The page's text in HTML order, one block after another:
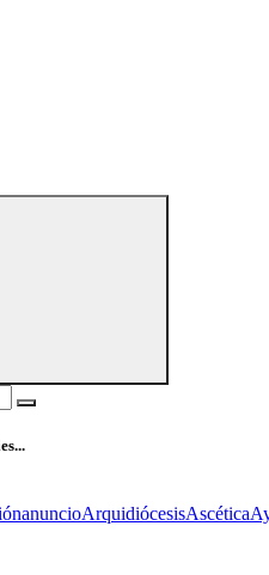
anuncioArquidiócesisAscética